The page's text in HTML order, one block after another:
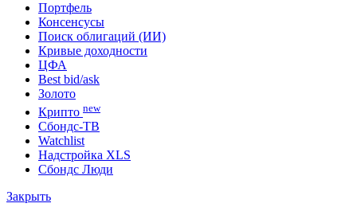
Портфель
Консенсусы
Поиск облигаций (ИИ)
Кривые доходности
ЦФА
Best bid/ask
Золото
Крипто new
Сбондс-ТВ
Watchlist
Надстройка XLS
Сбондс Люди
Закрыть